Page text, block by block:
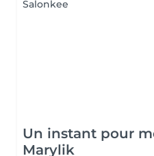
Un instant pour
Marylik